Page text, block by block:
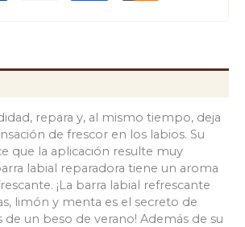
repara y, al mismo tiempo, deja
de frescor en los labios. Su
que la aplicación resulte muy
labial reparadora tiene un aroma
¡La barra labial refrescante
limón y menta es el secreto de
de un beso de verano! Además de su